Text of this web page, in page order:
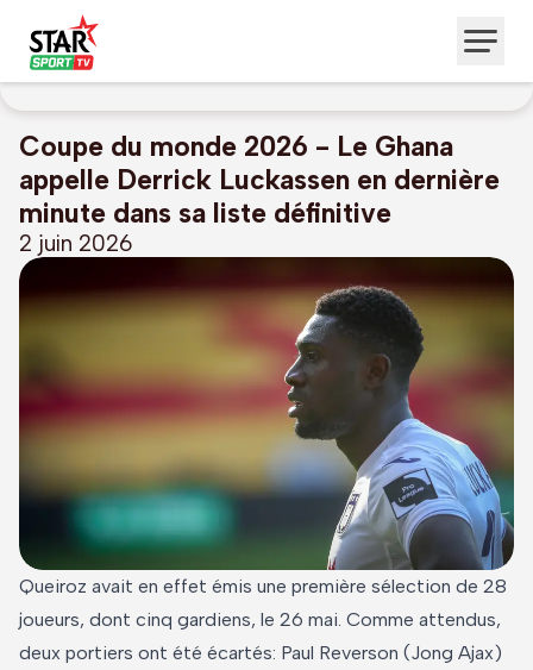
Coupe du monde 2026 - Le Ghana
appelle Derrick Luckassen en dernière
minute dans sa liste définitive
2 juin 2026
Queiroz avait en effet émis une première sélection de 28
joueurs, dont cinq gardiens, le 26 mai. Comme attendus,
deux portiers ont été écartés: Paul Reverson (Jong Ajax)